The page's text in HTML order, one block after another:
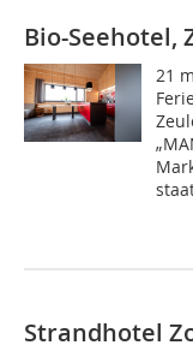
Bio-Seehotel,
21
Strandhotel